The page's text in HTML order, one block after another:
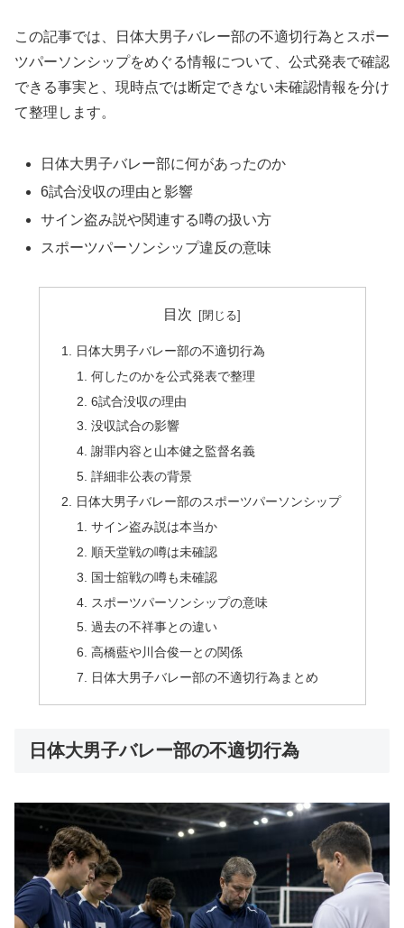
この記事では、日体大男子バレー部の不適切行為とスポー
ツパーソンシップをめぐる情報について、公式発表で確認
できる事実と、現時点では断定できない未確認情報を分け
て整理します。
日体大男子バレー部に何があったのか
6試合没収の理由と影響
サイン盗み説や関連する噂の扱い方
スポーツパーソンシップ違反の意味
目次
日体大男子バレー部の不適切行為
何したのかを公式発表で整理
6試合没収の理由
没収試合の影響
謝罪内容と山本健之監督名義
詳細非公表の背景
日体大男子バレー部のスポーツパーソンシップ
サイン盗み説は本当か
順天堂戦の噂は未確認
国士舘戦の噂も未確認
スポーツパーソンシップの意味
過去の不祥事との違い
高橋藍や川合俊一との関係
日体大男子バレー部の不適切行為まとめ
日体大男子バレー部の不適切行為